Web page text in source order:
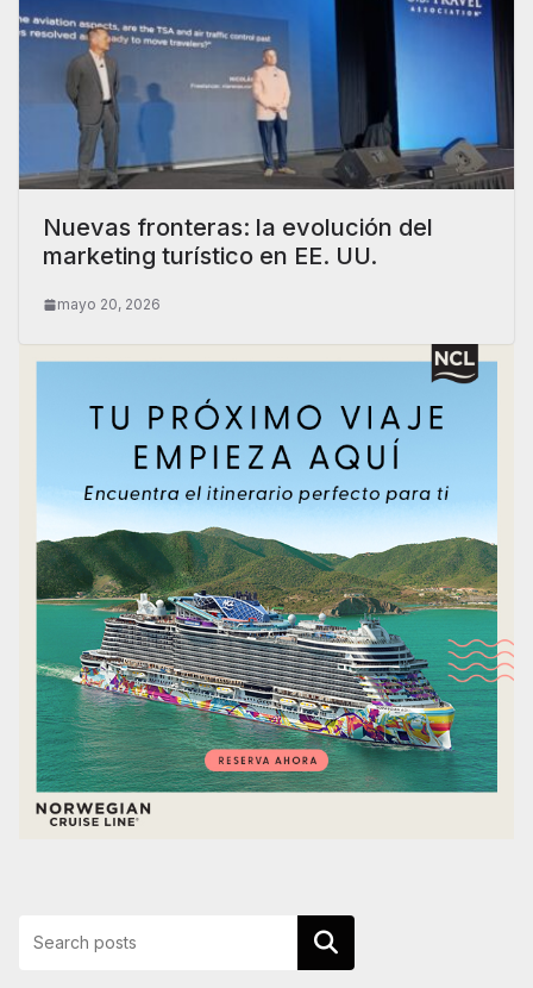
Nuevas fronteras: la evolución del
marketing turístico en EE. UU.
mayo 20, 2026
Buscar